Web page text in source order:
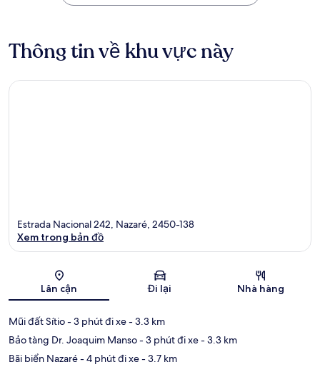
Thông tin về khu vực này
Bản đồ
Estrada Nacional 242, Nazaré, 2450-138
Xem trong bản đồ
Lân cận Đi lại Nhà hàng
Mũi đất Sítio- 3 phút đi xe- 3.3 km
Bảo tàng Dr. Joaquim Manso- 3 phút đi xe- 3.3 km
Bãi biển Nazaré- 4 phút đi xe- 3.7 km